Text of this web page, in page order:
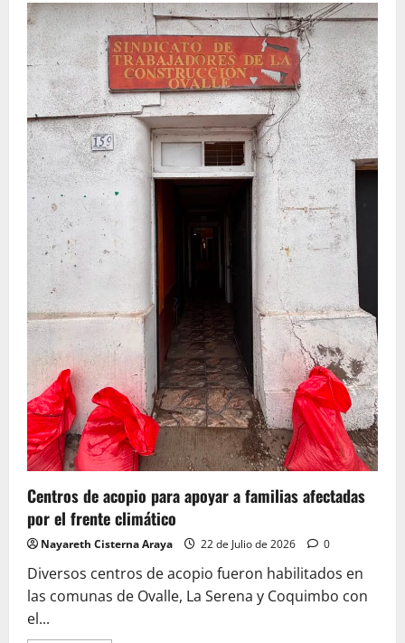
Limarí
avanza
en
su
recuperación
con
foco
en
apoyo
a
las
comunidades,
la
conectividad
y
el
productivo
Centros de acopio para apoyar a familias afectadas
por el frente climático
Nayareth Cisterna Araya 22 de Julio de 2026 0
Diversos centros de acopio fueron habilitados en
las comunas de Ovalle, La Serena y Coquimbo con
el...